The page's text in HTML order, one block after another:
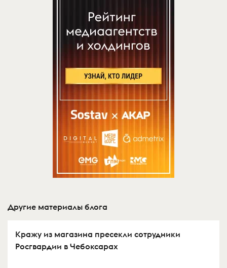
Другие материалы блога
Кражу из магазина пресекли сотрудники
Росгвардии в Чебоксарах